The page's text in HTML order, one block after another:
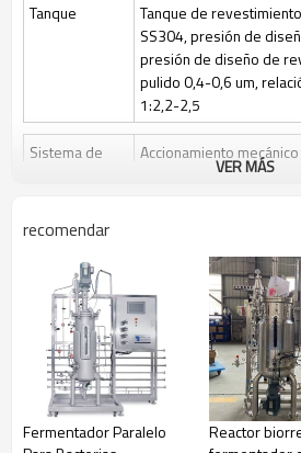
Tanque
Tanque de
SS304, presión de
presión de diseño de
pulido 0,4-0,6 um,
1:2,2-2,5
Sistema de
Accionamiento
superior/inferior o
Esterilización
Esterilización manual en
automático por
Limpio
Limpieza en el lugar
control y tuberías de bola
Control de gas
Control por medidor de
vvm o caudal de O2
VER MÁS
recomendar
Fermentador Paralelo
Reactor